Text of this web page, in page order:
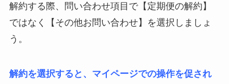
解約する際、問い合わせ項目で【定期便の解約】
ではなく【その他お問い合わせ】を選択しましょ
う。
解約を選択すると、マイページでの操作を促され